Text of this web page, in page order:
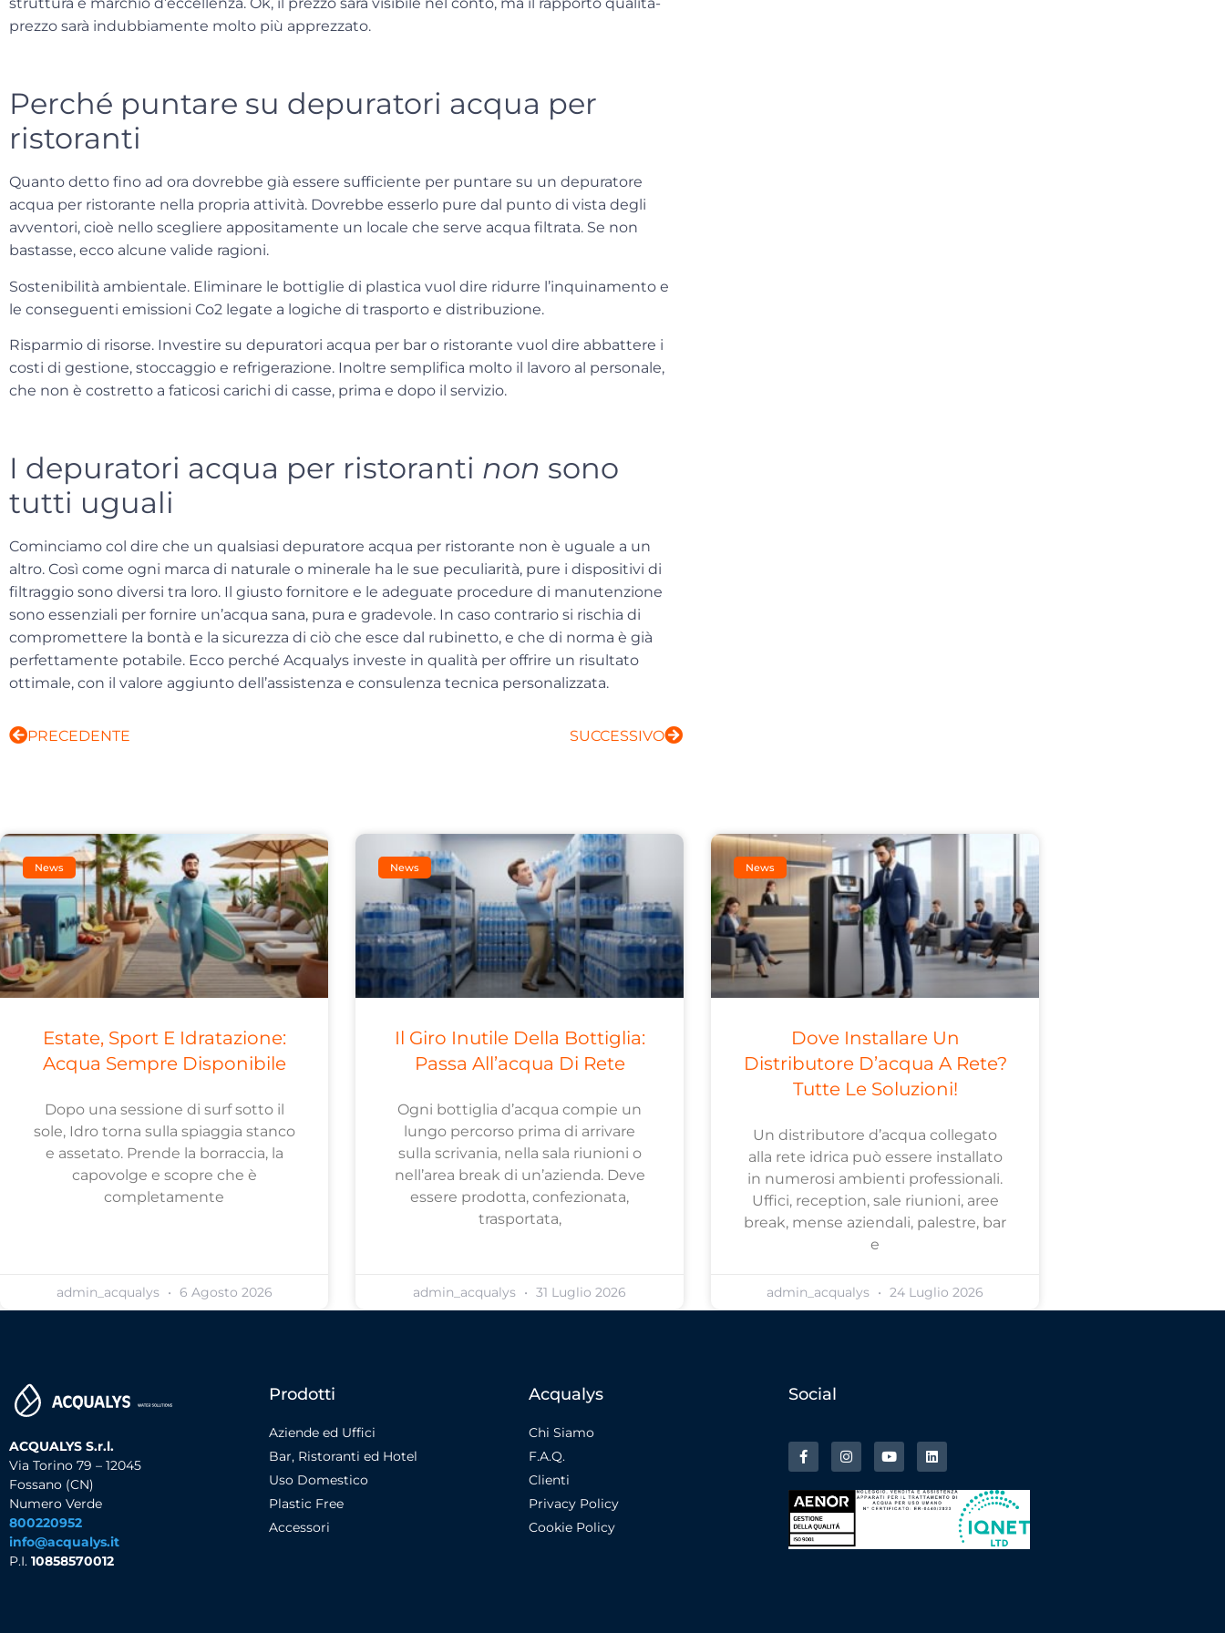
struttura e marchio d’eccellenza. Ok, il prezzo sarà visibile nel conto, ma il rapporto qualità-
prezzo sarà indubbiamente molto più apprezzato.
Perché puntare su depuratori acqua per
ristoranti
Quanto detto fino ad ora dovrebbe già essere sufficiente per puntare su un depuratore
acqua per ristorante nella propria attività. Dovrebbe esserlo pure dal punto di vista degli
avventori, cioè nello scegliere appositamente un locale che serve acqua filtrata. Se non
bastasse, ecco alcune valide ragioni.
Sostenibilità ambientale. Eliminare le bottiglie di plastica vuol dire ridurre l’inquinamento e
le conseguenti emissioni Co2 legate a logiche di trasporto e distribuzione.
Risparmio di risorse. Investire su depuratori acqua per bar o ristorante vuol dire abbattere i
costi di gestione, stoccaggio e refrigerazione. Inoltre semplifica molto il lavoro al personale,
che non è costretto a faticosi carichi di casse, prima e dopo il servizio.
I depuratori acqua per ristoranti non sono
tutti uguali
Cominciamo col dire che un qualsiasi depuratore acqua per ristorante non è uguale a un
altro. Così come ogni marca di naturale o minerale ha le sue peculiarità, pure i dispositivi di
filtraggio sono diversi tra loro. Il giusto fornitore e le adeguate procedure di manutenzione
sono essenziali per fornire un’acqua sana, pura e gradevole. In caso contrario si rischia di
compromettere la bontà e la sicurezza di ciò che esce dal rubinetto, e che di norma è già
perfettamente potabile. Ecco perché Acqualys investe in qualità per offrire un risultato
ottimale, con il valore aggiunto dell’assistenza e consulenza tecnica personalizzata.
PRECEDENTE SUCCESSIVO
News
Estate, Sport E Idratazione:
Acqua Sempre Disponibile
Dopo una sessione di surf sotto il
sole, Idro torna sulla spiaggia stanco
e assetato. Prende la borraccia, la
capovolge e scopre che è
completamente
admin_acqualys 6 Agosto 2026
News
Il Giro Inutile Della Bottiglia:
Passa All’acqua Di Rete
Ogni bottiglia d’acqua compie un
lungo percorso prima di arrivare
sulla scrivania, nella sala riunioni o
nell’area break di un’azienda. Deve
essere prodotta, confezionata,
trasportata,
admin_acqualys 31 Luglio 2026
News
Dove Installare Un
Distributore D’acqua A Rete?
Tutte Le Soluzioni!
Un distributore d’acqua collegato
alla rete idrica può essere installato
in numerosi ambienti professionali.
Uffici, reception, sale riunioni, aree
break, mense aziendali, palestre, bar
e
admin_acqualys 24 Luglio 2026
ACQUALYS S.r.l.
Via Torino 79 – 12045
Fossano (CN)
Numero Verde
800220952
info@acqualys.it
P.I. 10858570012
Prodotti
Aziende ed Uffici
Bar, Ristoranti ed Hotel
Uso Domestico
Plastic Free
Accessori
Acqualys
Chi Siamo
F.A.Q.
Clienti
Privacy Policy
Cookie Policy
Social